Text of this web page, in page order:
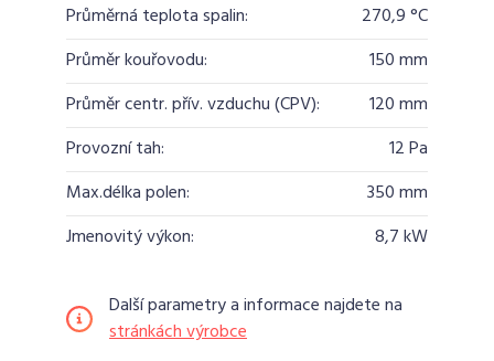
Průměrná teplota spalin:
270,9 °C
Průměr kouřovodu:
150 mm
Průměr centr. přív. vzduchu (CPV):
120 mm
Provozní tah:
12 Pa
Max.délka polen:
350 mm
Jmenovitý výkon:
8,7 kW
Další parametry a informace najdete na
stránkách výrobce